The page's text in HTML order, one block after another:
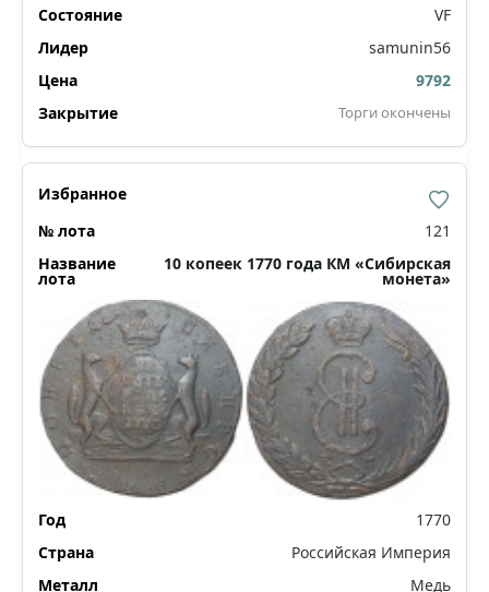
VF
samunin56
9792
Торги окончены
121
10 копеек 1770 года КМ «Сибирская
монета»
1770
Российская Империя
Медь